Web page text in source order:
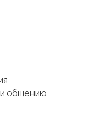
и общению